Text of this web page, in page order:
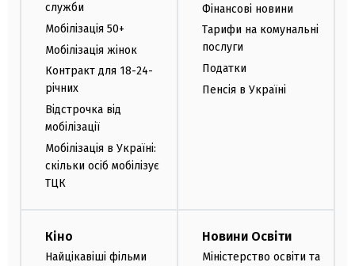
служби
Мобілізація 50+
Мобілізація жінок
Контракт для 18-24-
річних
Відстрочка від
мобілізації
Мобілізація в Україні:
скільки осіб мобілізує
ТЦК
Фінансові новини
Тарифи на комунальні
послуги
Податки
Пенсія в Україні
Кіно
Найцікавіші фільми
Новини Освіти
Міністерство освіти та